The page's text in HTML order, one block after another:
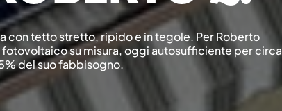
con tetto stretto, ripido e in tegole. Per Roberto
su misura, oggi autosufficiente per circa
del suo fabbisogno.